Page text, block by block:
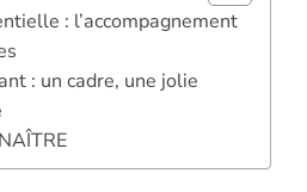
: l’accompagnement
: un cadre, une jolie